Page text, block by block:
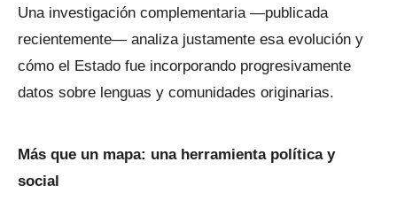
Una investigación complementaria —publicada
recientemente— analiza justamente esa evolución y
cómo el Estado fue incorporando progresivamente
datos sobre lenguas y comunidades originarias.
Más que un mapa: una herramienta política y
social